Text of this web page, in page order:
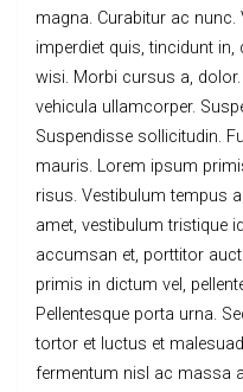
magna. Curabitur ac
imperdiet quis, tincidunt
wisi. Morbi cursus a,
vehicula ullamcorper.
Suspendisse sollicitudin.
mauris. Lorem ipsum
risus. Vestibulum tempus
amet, vestibulum tristique
accumsan et, porttitor
primis in dictum vel,
Pellentesque porta urna.
tortor et luctus et
fermentum nisl ac massa